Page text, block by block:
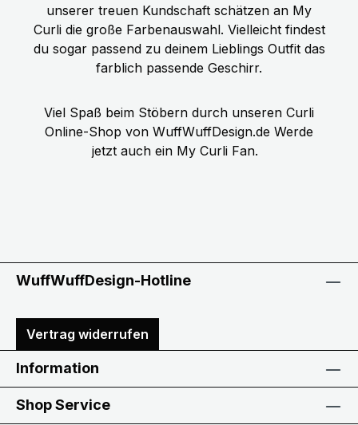
unserer treuen Kundschaft schätzen an My
Curli die große Farbenauswahl. Vielleicht findest
du sogar passend zu deinem Lieblings Outfit das
farblich passende Geschirr.
Viel Spaß beim Stöbern durch unseren Curli
Online-Shop von WuffWuffDesign.de Werde
jetzt auch ein My Curli Fan.
WuffWuffDesign-Hotline
Vertrag widerrufen
Information
Shop Service